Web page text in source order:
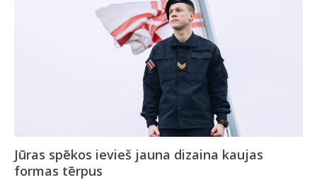
Jūras spēkos ievieš jauna dizaina kaujas
formas tērpus